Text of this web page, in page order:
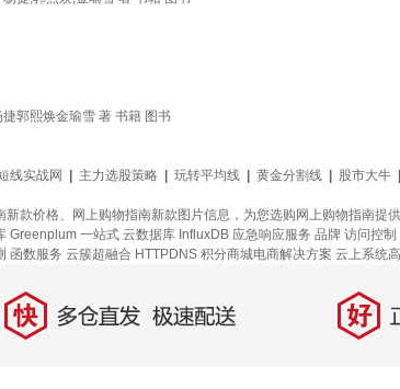
郭熙焕金瑜雪 著 书籍 图书
线实战网 主力选股策略 玩转平均线 黄金分割线 股市大牛
款价格、网上购物指南新款图片信息，为您选购网上购物指南提
Greenplum 一站式 云数据库 InfluxDB 应急响应服务 品牌 访问控制
函数服务 云簇超融合 HTTPDNS 积分商城电商解决方案 云上系统
快 多仓直发，极速配送 好 正